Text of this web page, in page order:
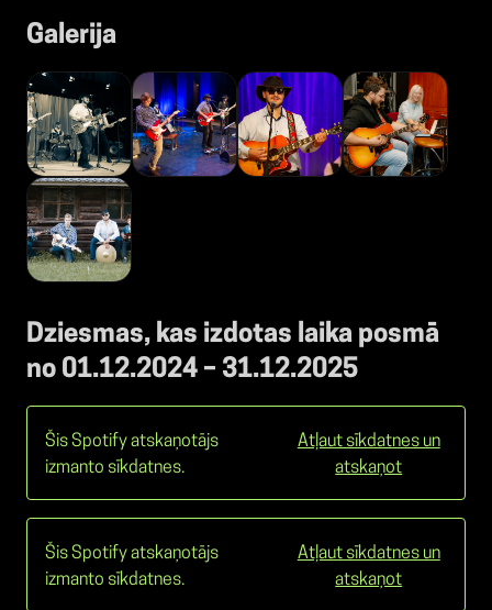
Galerija
Dziesmas, kas izdotas laika posmā
no 01.12.2024 – 31.12.2025
Šis Spotify atskaņotājs
izmanto sīkdatnes.
Atļaut sīkdatnes un
atskaņot
Šis Spotify atskaņotājs
izmanto sīkdatnes.
Atļaut sīkdatnes un
atskaņot